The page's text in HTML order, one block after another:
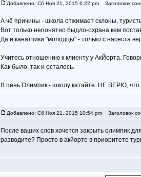
Добавлено: Сб Ноя 21, 2015 6:22 pm Заголовок
А чё причины - школа отжимает склоны,
Вот только непонятно быдло-охрана кем
Да и канатчики "молодцы" - только с насеста
Учитесь отношению к клиенту у АкЙорта.
Как было, так и осталось.
В пень Олимпик - школу катайте. НЕ ВЕРЮ, что
Добавлено: Сб Ноя 21, 2015 10:54 pm Заголовок
После ваших слов хочется закрыть олимпик
разводите? Просто в акйорте в приоритете